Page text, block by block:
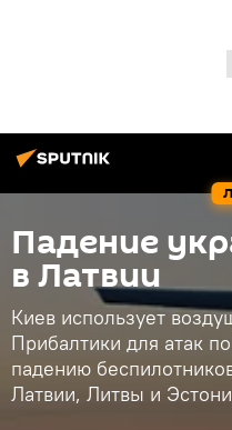
Падение
в Латвии
Киев использует
Прибалтики для атак
падению
Латвии, Литвы и